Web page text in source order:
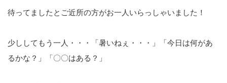
待ってましたとご近所の方がお一人いらっしゃいました！
少ししてもう一人・・・「暑いねぇ・・・」「今日は何があ
るかな？」「〇〇はある？」